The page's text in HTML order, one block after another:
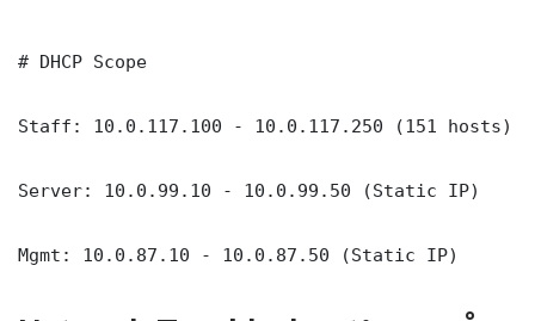
# DHCP Scope
Staff: 10.0.117.100 - 10.0.117.250 (151 hosts)
Server: 10.0.99.10 - 10.0.99.50 (Static IP)
Mgmt: 10.0.87.10 - 10.0.87.50 (Static IP)